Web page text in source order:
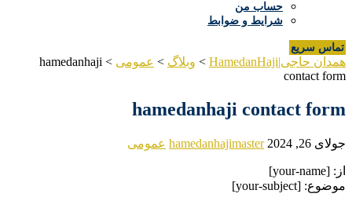
حساب من
شرایط و ضوابط
تماس سریع
همدان حاجی|HamedanHaji > وبلاگ > عمومی >
hamedanhaji
contact form
hamedanhaji contact form
جولای 26, 2024 hamedanhajimaster عمومی
از: [your-name]
موضوع: [your-subject]